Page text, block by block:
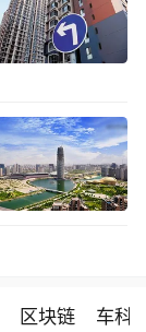
区块链 车科